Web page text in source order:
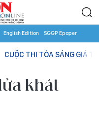
English Edition SGGP Epaper
CUỘC THI TỎA SÁNG GIÁ
khát